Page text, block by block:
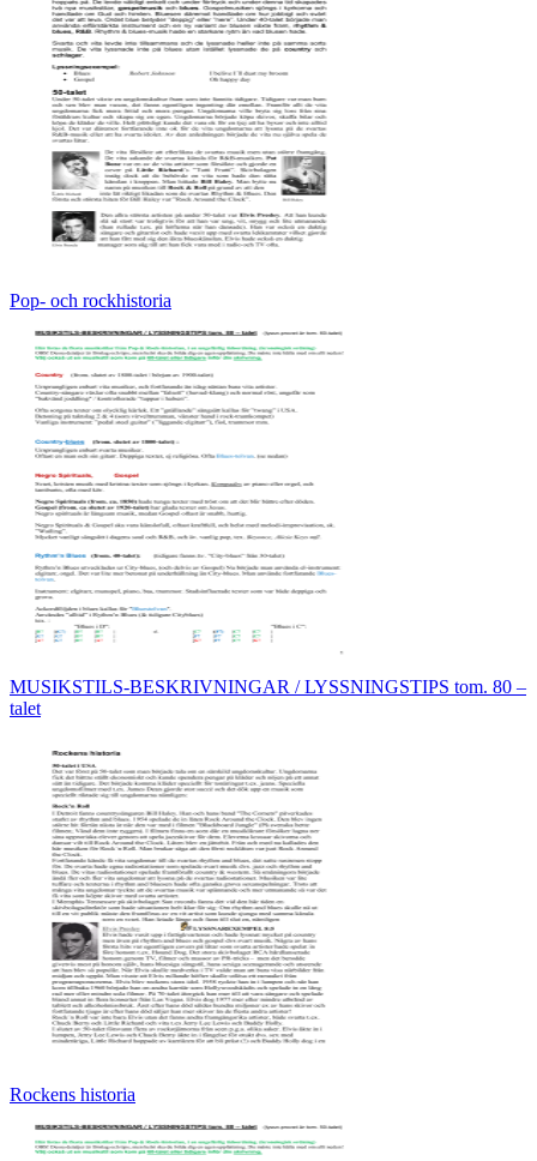
Pop- och rockhistoria
MUSIKSTILS-BESKRIVNINGAR / LYSSNINGSTIPS tom. 80 –
talet
Rockens historia